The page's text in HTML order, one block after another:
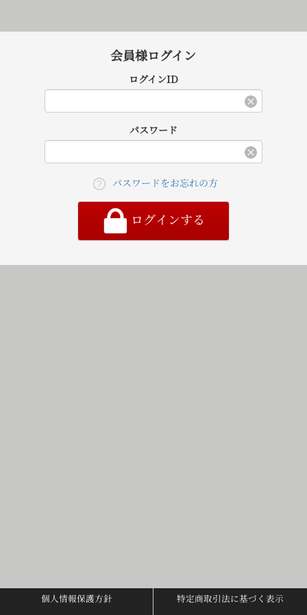
会員様ログイン
ログインID
パスワード
パスワードをお忘れの方
ログインする
個人情報保護方針
特定商取引法に基づく表示